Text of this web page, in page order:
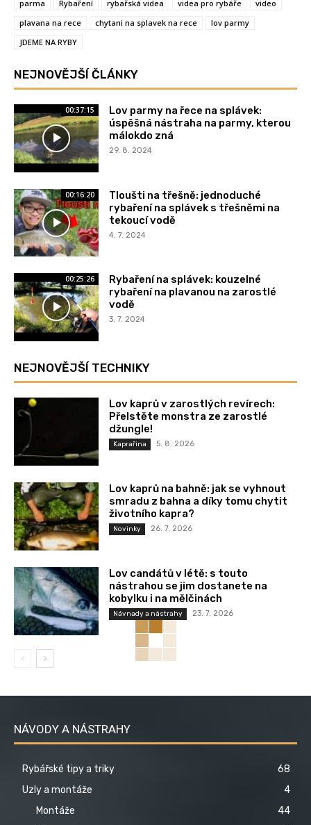
parma Rybaření rybařská videa videa pro rybáře
video
plavana na rece
chytani na splavek na rece
lov parmy
JDEME NA RYBY
NEJNOVĚJŠÍ ČLÁNKY
00:37:15
Lov parmy na řece na splávek:
úspěšná nástraha na parmy, kterou
málokdo zná
29. 8. 2024
00:16:20
Tloušti na třešně: jednoduché
rybaření na splávek s třešněmi na
tekoucí vodě
4. 7. 2024
00:25:26
Rybaření na splávek: kouzelné
rybaření na plavanou na zarostlé
vodě
3. 7. 2024
NEJNOVĚJŠÍ TECHNIKY
Lov kaprů v zarostlých revírech:
Přelstěte monstra ze zarostlé
džungle!
Kaprařina 5. 8. 2026
Lov kaprů na bahně: jak se vyhnout
smradu z bahna a díky tomu chytit
životního kapra?
Novinky 26. 7. 2026
Lov candátů v létě: s touto
nástrahou se jim dostanete na
kobylku i na mělčinách
Návnady a nástrahy 23. 7. 2026
NÁVODY A NÁSTRAHY
Rybářské tipy a triky
68
Uzly a montáže
4
Montáže
44